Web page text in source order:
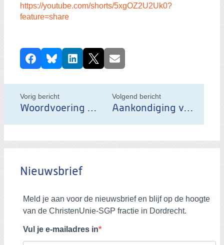
https://youtube.com/shorts/5xgOZ2U2Uk0?
feature=share
D
e
e
l
d
b
r
c
h
t
FacebookBlueskyLinkedIn
X E-mail
Vorig bericht
Woordvoering Motie over mensenrechtenschendingen in Gaza
Volgend bericht
Aankondiging van een afscheid - en van een nieuwe lijsttrekker voor ChristenUnie-SGP
Nieuwsbrief